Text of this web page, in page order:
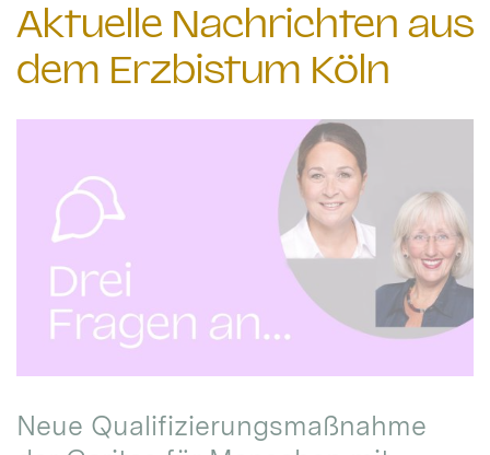
Aktuelle Nachrichten aus
dem Erzbistum Köln
Neue Qualifizierungsmaßnahme